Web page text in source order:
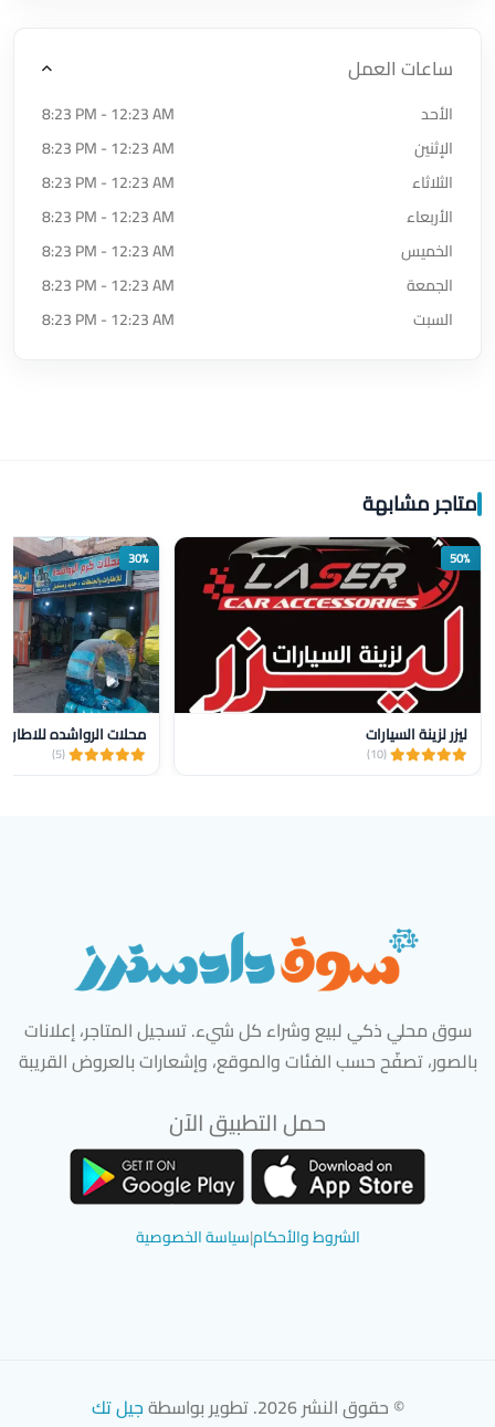
ساعات العمل
الأحد
8:23 PM - 12:23 AM
الإثنين
8:23 PM - 12:23 AM
الثلاثاء
8:23 PM - 12:23 AM
الأربعاء
8:23 PM - 12:23 AM
الخميس
8:23 PM - 12:23 AM
الجمعة
8:23 PM - 12:23 AM
السبت
8:23 PM - 12:23 AM
متاجر مشابهة
50%
ليزر لزينة السيارات
(10)
30%
محلات الرواشده
(5)
سوق محلي ذكي لبيع وشراء كل شيء. تسجيل المتاجر، إعلانات
بالصور، تصفّح حسب الفئات والموقع، وإشعارات بالعروض القريبة
حمل التطبيق الآن
الشروط والأحكام|سياسة الخصوصية
© حقوق النشر 2026. تطوير بواسطة جيل تك